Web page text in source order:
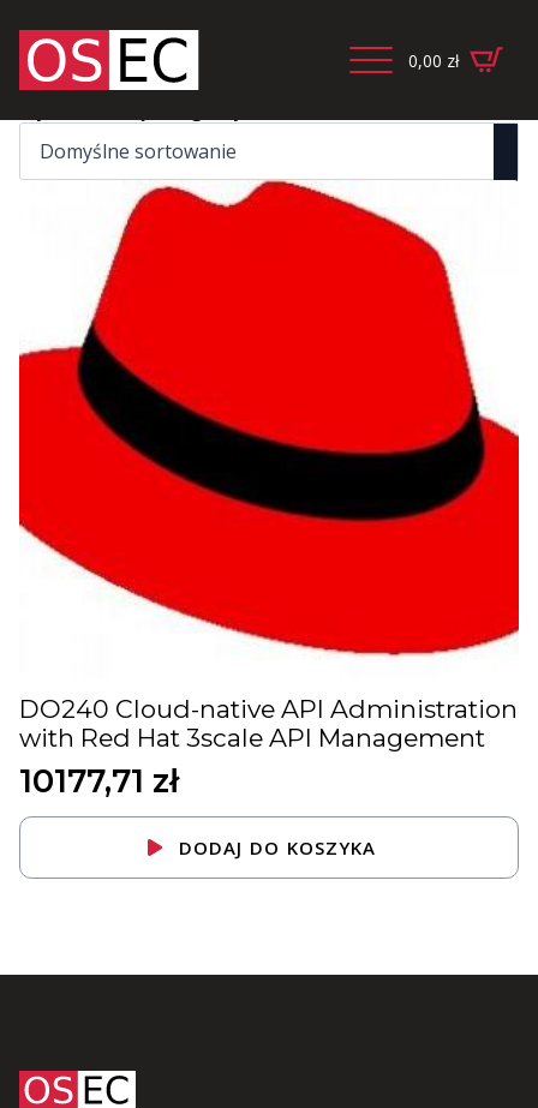
0,00 zł
DO240 Cloud-native API Administration
with Red Hat 3scale API Management
10177,71 zł
DODAJ DO KOSZYKA